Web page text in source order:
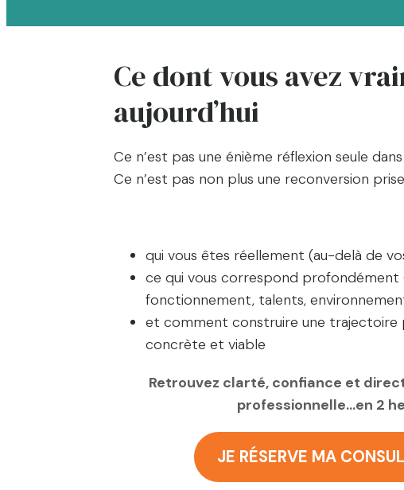
Ce dont vous avez
aujourd’hui
Ce n’est pas une énième réflexion seule
Ce n’est pas non plus une reconversion
qui vous êtes réellement (au-delà de
ce qui vous correspond profondément
fonctionnement, talents,
et comment construire une trajectoire
concrète et viable
Retrouvez clarté, confiance et
professionnelle…en 2
JE RÉSERVE MA